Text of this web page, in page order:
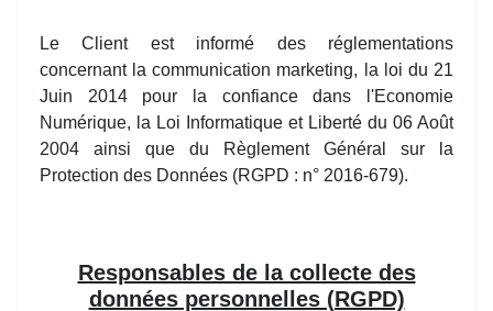
Le Client est informé des réglementations
concernant la communication marketing, la loi du 21
Juin 2014 pour la confiance dans l'Economie
Numérique, la Loi Informatique et Liberté du 06 Août
2004 ainsi que du Règlement Général sur la
Protection des Données (RGPD : n° 2016-679).
Responsables de la collecte des
données personnelles (RGPD)